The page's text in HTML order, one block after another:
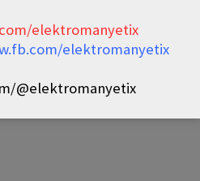
elektromanyetix
elektromanyetix
@elektromanyetix